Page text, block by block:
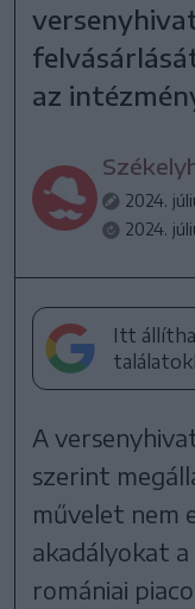
az
2024.
2024.
Itt
A
szerint
művelet nem
akadályokat
romániai